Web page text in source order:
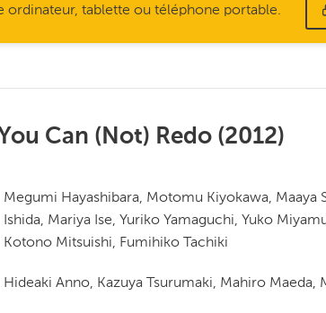
ordinateur, tablette ou téléphone portable.
Can (Not) Redo (2012)
Megumi Hayashibara, Motomu Kiyokawa, Maaya
Ishida, Mariya Ise, Yuriko Yamaguchi, Yuko
Kotono Mitsuishi, Fumihiko Tachiki
Hideaki Anno, Kazuya Tsurumaki, Mahiro Maeda,